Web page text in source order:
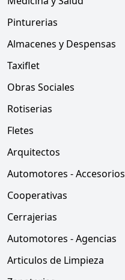
Pinturerias
Almacenes y Despensas
Taxiflet
Obras Sociales
Rotiserias
Fletes
Arquitectos
Automotores - Accesorios
Cooperativas
Cerrajerias
Automotores - Agencias
Articulos de Limpieza